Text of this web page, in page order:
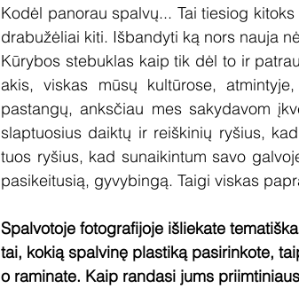
Kodėl panorau spalvų... Tai tiesiog
drabužėliai kiti. Išbandyti ką nors nauja
Kūrybos stebuklas kaip tik dėl to ir
akis, viskas mūsų kultūrose,
pastangų, anksčiau mes sakydavom
slaptuosius daiktų ir reiškinių ryšius,
tuos ryšius, kad sunaikintum savo
pasikeitusią, gyvybingą. Taigi viskas
Spalvotoje fotografijoje išliekate
tai, kokią spalvinę plastiką pasirinkote,
o raminate. Kaip randasi jums